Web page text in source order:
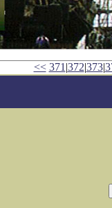
<< 371 |372|373|